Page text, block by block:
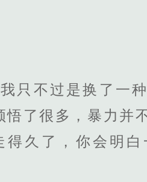
只不过是换了一
了很多，暴力并
久了，你会明